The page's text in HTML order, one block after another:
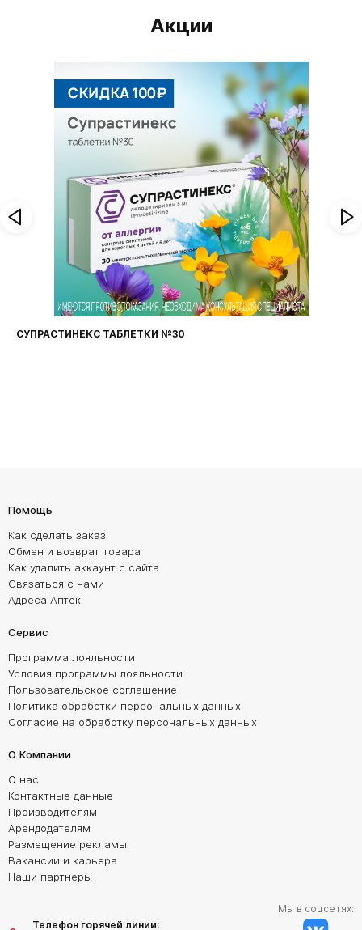
Акции
СУПРАСТИНЕКС ТАБЛЕТКИ №30
Помощь
Как сделать заказ
Обмен и возврат товара
Как удалить аккаунт с сайта
Связаться с нами
Адреса Аптек
Сервис
Программа лояльности
Условия программы лояльности
Пользовательское соглашение
Политика обработки персональных данных
Согласие на обработку персональных данных
О Компании
О нас
Контактные данные
Производителям
Арендодателям
Размещение рекламы
Вакансии и карьера
Наши партнеры
Телефон горячей линии:
Мы в соцсетях: